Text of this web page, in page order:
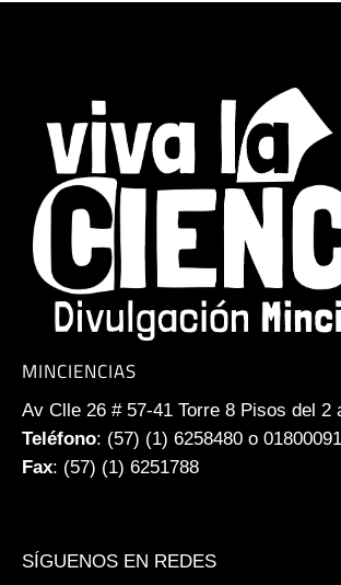
MINCIENCIAS
Av Clle 26 # 57-41 Torre 8 Pisos del 2
Teléfono: (57) (1) 6258480 o
Fax: (57) (1) 6251788
SÍGUENOS EN REDES